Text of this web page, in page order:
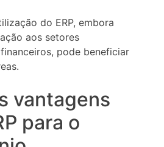
do ERP, embora
aos setores
pode beneficiar
vantagens
para o